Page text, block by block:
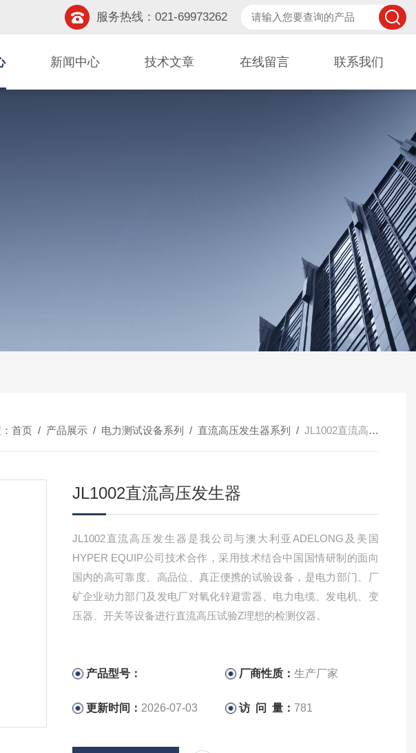
服务热线：021-69973262
新闻中心 技术文章 在线留言 联系我们
首页/ 产品展示/ 电力测试设备系列 / 直流高压发生器系列 / JL1002直流高压发生器
JL1002直流高压发生器
JL1002直流高压发生器是我公司与澳大利亚ADELONG及美国
HYPER EQUIP公司技术合作，采用技术结合中国国情研制的面向
国内的高可靠度、高品位、真正便携的试验设备，是电力部门、厂
矿企业动力部门及发电厂对氧化锌避雷器、电力电缆、发电机、变
压器、开关等设备进行直流高压试验Z理想的检测仪器。
产品型号： 厂商性质：生产厂家
更新时间： 2026-07-03 访 问 量： 781